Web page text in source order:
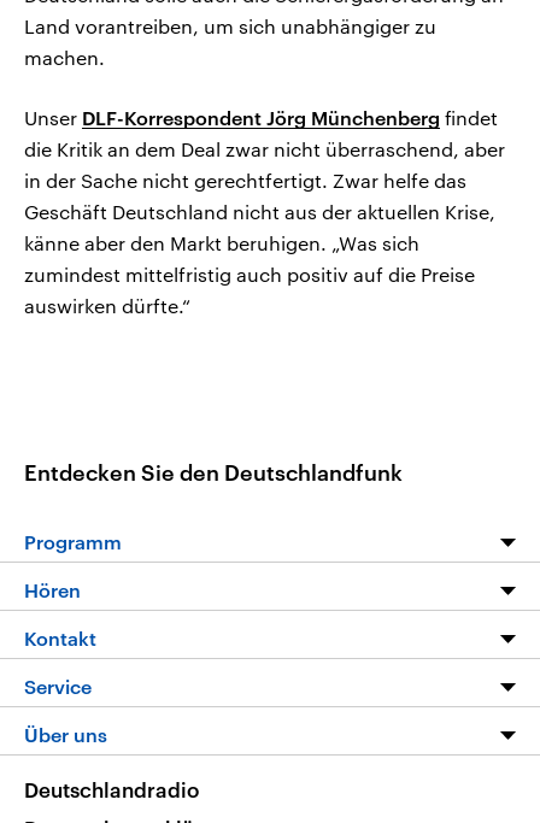
Land vorantreiben, um sich unabhängiger zu
machen.
Unser DLF-Korrespondent Jörg Münchenberg findet
die Kritik an dem Deal zwar nicht überraschend, aber
in der Sache nicht gerechtfertigt. Zwar helfe das
Geschäft Deutschland nicht aus der aktuellen Krise,
känne aber den Markt beruhigen. „Was sich
zumindest mittelfristig auch positiv auf die Preise
auswirken dürfte.“
Entdecken Sie den Deutschlandfunk
Programm
Programm
Die Nachrichten
Nachrichtenleicht
Neue Beiträge auf dlf.de
Hören
Livestream
Podcasts
Deutschlandfunk App
Nachrichten App
Kontakt
Hörerservice
Service
FAQ
Veranstaltungen
Über uns
Deutschlandradio